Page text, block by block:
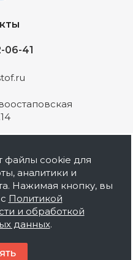
06-41
Собственное
продукции,
строительных
объектов под ключ.
ознакомительный
офертой.
файлы cookie для
аналитики и
Нажимая кнопку, вы
Политикой
и обработкой
данных.